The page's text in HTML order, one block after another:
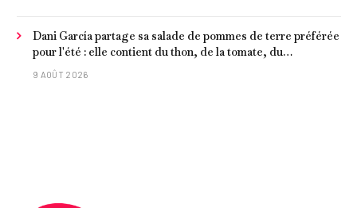
Dani García partage sa salade de pommes de terre préférée
pour l'été : elle contient du thon, de la tomate, du
concombre et de l'œuf
9 AOÛT 2026